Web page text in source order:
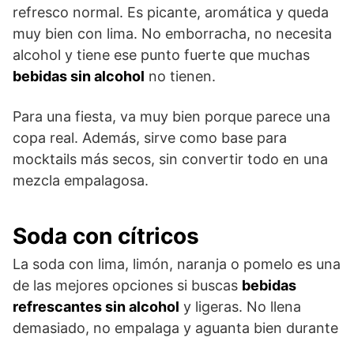
refresco normal. Es picante, aromática y queda
muy bien con lima. No emborracha, no necesita
alcohol y tiene ese punto fuerte que muchas
bebidas sin alcohol no tienen.
Para una fiesta, va muy bien porque parece una
copa real. Además, sirve como base para
mocktails más secos, sin convertir todo en una
mezcla empalagosa.
Soda con cítricos
La soda con lima, limón, naranja o pomelo es una
de las mejores opciones si buscas bebidas
refrescantes sin alcohol y ligeras. No llena
demasiado, no empalaga y aguanta bien durante